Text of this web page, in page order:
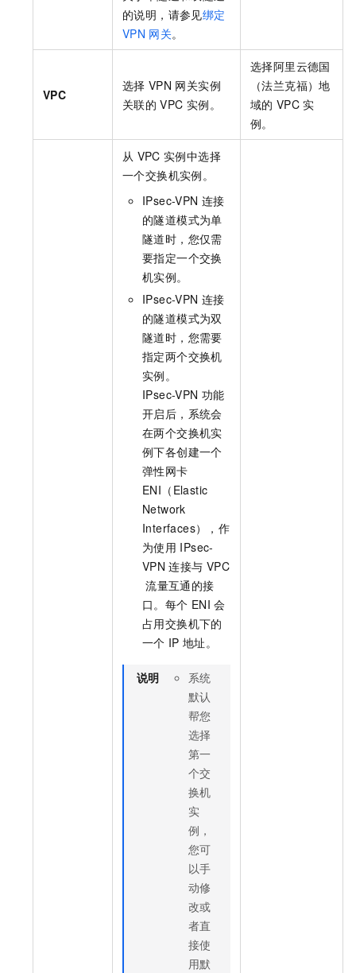
的说明，请参见绑定
VPN 网关。
VPC
选择 VPN 网关实例
关联的 VPC 实例。
选择阿里云德国
（法兰克福）地
域的 VPC 实
例。
从 VPC 实例中选择
一个交换机实例。
IPsec-VPN 连接
的隧道模式为单
隧道时，您仅需
要指定一个交换
机实例。
IPsec-VPN 连接
的隧道模式为双
隧道时，您需要
指定两个交换机
实例。
IPsec-VPN 功能
开启后，系统会
在两个交换机实
例下各创建一个
弹性网卡
ENI（Elastic
Network
Interfaces），作
为使用 IPsec-
VPN 连接与 VPC
流量互通的接
口。每个 ENI 会
占用交换机下的
一个 IP 地址。
说明
系统
默认
帮您
选择
第一
个交
换机
实
例，
您可
以手
动修
改或
者直
接使
用默